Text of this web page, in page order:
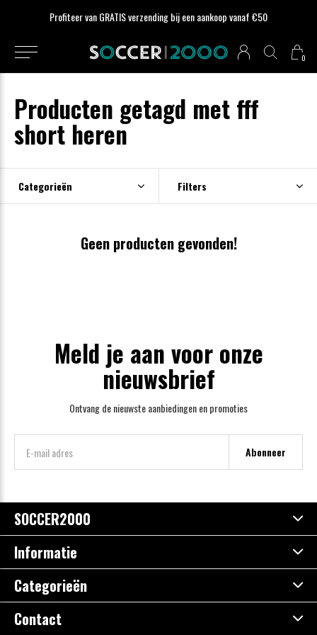
0
Profiteer van GRATIS verzending bij een aankoop vanaf €50
Producten getagd met fff
short heren
Categorieën Filters
Geen producten gevonden!
Meld je aan voor onze
nieuwsbrief
Ontvang de nieuwste aanbiedingen en promoties
Abonneer
SOCCER2000
Informatie
Categorieën
Contact